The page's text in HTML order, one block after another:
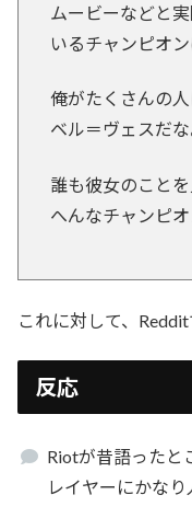
ムービーなどと
いるチャンピオ
俺がたくさんの
ベル＝ヴェスだな
誰も彼女のこと
へんなチャンピ
これに対して、
反応
Riotが昔語ったと
レイヤーにかなり